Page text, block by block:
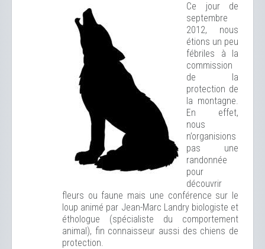
Ce jour de
septembre
2012, nous
étions un peu
fébriles à la
commission
de la
protection de
la montagne.
En effet,
nous
n’organisions
pas une
randonnée
pour
découvrir
fleurs ou faune mais une conférence sur le
loup animé par Jean-Marc Landry biologiste et
éthologue (spécialiste du comportement
animal), fin connaisseur aussi des chiens de
protection.